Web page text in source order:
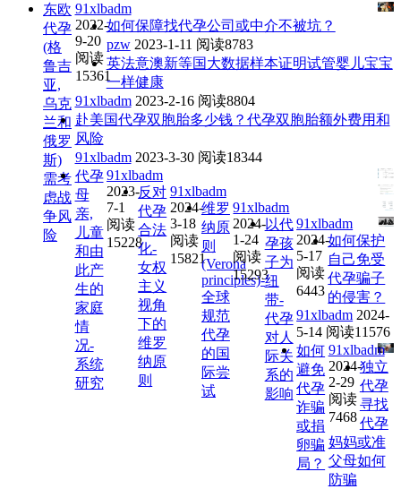
东欧
代孕
(格
鲁吉
亚,
乌克
兰和
俄罗
斯)
需考
虑战
争风
险
91xlbadm
2022-
9-20
阅读
15361
如何保障找代孕公司或中介不被坑？
pzw 2023-1-11 阅读8783
英法意澳新等国大数据样本证明试管婴儿宝宝
一样健康
91xlbadm 2023-2-16 阅读8804
赴美国代孕双胞胎多少钱？代孕双胞胎额外费用和
风险
91xlbadm 2023-3-30 阅读18344
代孕
母
亲,
儿童
和由
此产
生的
家庭
情
况-
系统
研究
91xlbadm
2023-
7-1
阅读
15228
反对
代孕
合法
化-
女权
主义
视角
下的
维罗
纳原
则
91xlbadm
2024-
3-18
阅读
15821
维罗
纳原
则
(Verona
principles)-
全球
规范
代孕
的国
际尝
试
91xlbadm
2024-
1-24
阅读
15293
以代
孕孩
子为
纽
带-
代孕
对人
际关
系的
影响
91xlbadm
2024-
5-17
阅读
6443
如何保护
自己免受
代孕骗子
的侵害？
91xlbadm 2024-
5-14 阅读11576
如何
避免
代孕
诈骗
或捐
卵骗
局？
91xlbadm
2024-
2-29
阅读
7468
独立
代孕
寻找
代孕
妈妈或准
父母如何
防骗